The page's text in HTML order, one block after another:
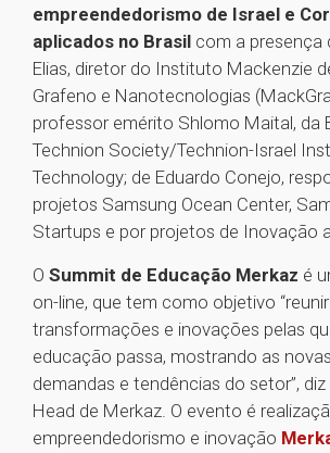
empreendedorismo de Israel e
aplicados no Brasil com a presença
Elias, diretor do Instituto Mackenzie
Grafeno e Nanotecnologias
professor emérito Shlomo Maital, da
Technion Society/Technion-Israel
Technology; de Eduardo Conejo,
projetos Samsung Ocean Center,
Startups e por projetos de Inovação
O Summit de Educação Merkaz é
on-line, que tem como objetivo
transformações e inovações pelas
educação passa, mostrando as
demandas e tendências do setor”, diz
Head de Merkaz. O evento é
empreendedorismo e inovação